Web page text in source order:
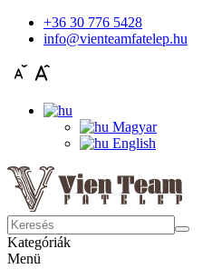
+36 30 776 5428
info@vienteamfatelep.hu
Magyar
English
Kategóriák
Menü